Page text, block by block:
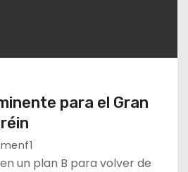
para el Gran
un plan B para volver de